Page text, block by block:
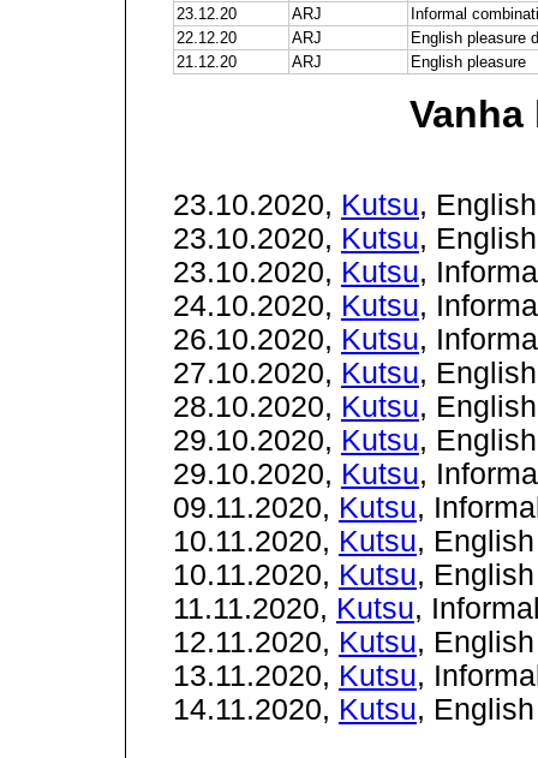
23.12.20
ARJ
Informal
22.12.20
ARJ
English pleasure
21.12.20
ARJ English pleasure
23.10.2020, Kutsu,
23.10.2020, Kutsu,
23.10.2020, Kutsu,
24.10.2020, Kutsu,
26.10.2020, Kutsu,
27.10.2020, Kutsu,
28.10.2020, Kutsu,
29.10.2020, Kutsu,
29.10.2020, Kutsu,
09.11.2020, Kutsu,
10.11.2020, Kutsu,
10.11.2020, Kutsu,
11.11.2020, Kutsu,
12.11.2020, Kutsu,
13.11.2020, Kutsu,
14.11.2020, Kutsu,